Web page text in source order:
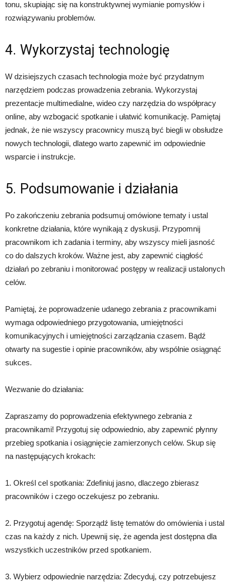
tonu, skupiając się na konstruktywnej wymianie pomysłów i
rozwiązywaniu problemów.
4. Wykorzystaj technologię
W dzisiejszych czasach technologia może być przydatnym
narzędziem podczas prowadzenia zebrania. Wykorzystaj
prezentacje multimedialne, wideo czy narzędzia do współpracy
online, aby wzbogacić spotkanie i ułatwić komunikację. Pamiętaj
jednak, że nie wszyscy pracownicy muszą być biegli w obsłudze
nowych technologii, dlatego warto zapewnić im odpowiednie
wsparcie i instrukcje.
5. Podsumowanie i działania
Po zakończeniu zebrania podsumuj omówione tematy i ustal
konkretne działania, które wynikają z dyskusji. Przypomnij
pracownikom ich zadania i terminy, aby wszyscy mieli jasność
co do dalszych kroków. Ważne jest, aby zapewnić ciągłość
działań po zebraniu i monitorować postępy w realizacji ustalonych
celów.
Pamiętaj, że poprowadzenie udanego zebrania z pracownikami
wymaga odpowiedniego przygotowania, umiejętności
komunikacyjnych i umiejętności zarządzania czasem. Bądź
otwarty na sugestie i opinie pracowników, aby wspólnie osiągnąć
sukces.
Wezwanie do działania:
Zapraszamy do poprowadzenia efektywnego zebrania z
pracownikami! Przygotuj się odpowiednio, aby zapewnić płynny
przebieg spotkania i osiągnięcie zamierzonych celów. Skup się
na następujących krokach:
1. Określ cel spotkania: Zdefiniuj jasno, dlaczego zbierasz
pracowników i czego oczekujesz po zebraniu.
2. Przygotuj agendę: Sporządź listę tematów do omówienia i ustal
czas na każdy z nich. Upewnij się, że agenda jest dostępna dla
wszystkich uczestników przed spotkaniem.
3. Wybierz odpowiednie narzędzia: Zdecyduj, czy potrzebujesz